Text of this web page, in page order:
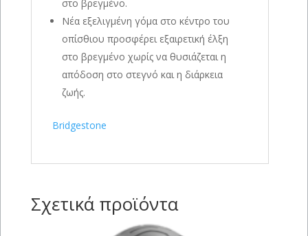
στο βρεγμένο.
Νέα εξελιγμένη γόμα στο κέντρο του
οπίσθιου προσφέρει εξαιρετική έλξη
στο βρεγμένο χωρίς να θυσιάζεται η
απόδοση στο στεγνό και η διάρκεια
ζωής.
Bridgestone
Σχετικά προϊόντα